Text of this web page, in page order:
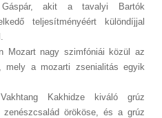
akit a tavalyi Bartók
teljesítményéért különdíjjal
Mozart nagy szimfóniái közül az
mely a mozarti zsenialitás egyik
Kakhidze kiváló grúz
örököse, és a grúz